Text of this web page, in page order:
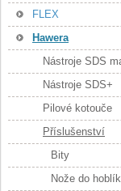
FLEX
Hawera
Nástroje SDS
Nástroje SDS+
Pilové kotouče
Příslušenství
Bity
Nože do